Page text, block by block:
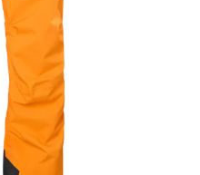
is eenskibroek
. Zijn grote
hij je overal kan volgen, of
in Chamonix is of een